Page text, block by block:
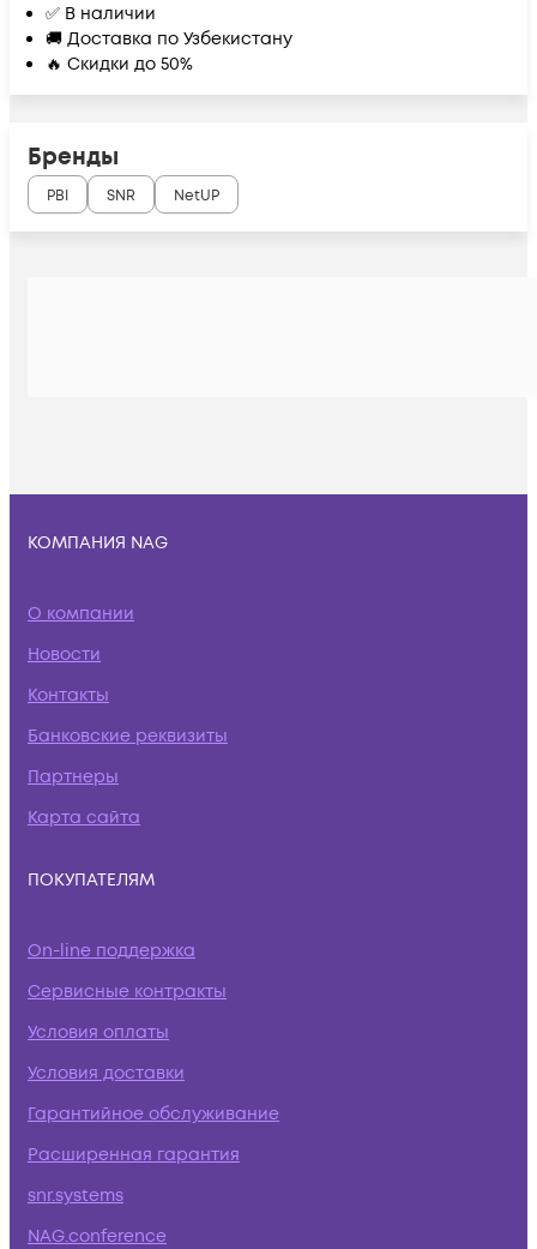
✅ В наличии
🚚 Доставка по Узбекистану
🔥 Скидки до 50%
Бренды
PBI SNR NetUP
КОМПАНИЯ NAG
О компании
Новости
Контакты
Банковские реквизиты
Партнеры
Карта сайта
ПОКУПАТЕЛЯМ
On-line поддержка
Сервисные контракты
Условия оплаты
Условия доставки
Гарантийное обслуживание
Расширенная гарантия
snr.systems
NAG.conference